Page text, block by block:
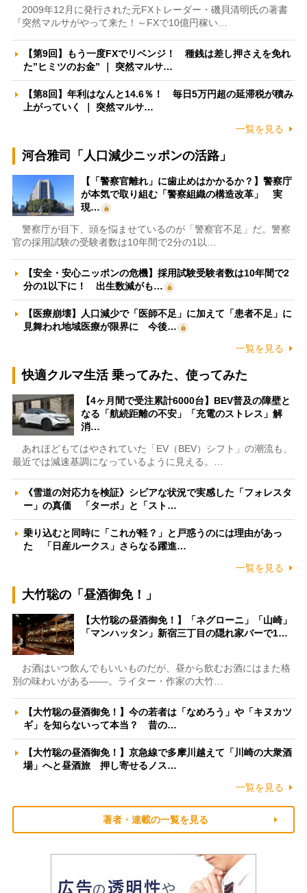
2009年12月に発行された元FXトレーダー・磯貝清明氏の著書
『突然マルサがやって来た！～FXで10億円稼い…
【第9回】もう一度FXでリベンジ！ 種銭は差し押さえを免れ
た”ヒミツのお金” ｜ 突然マルサ…
【第8回】年利はなんと14.6％！ 毎日5万円超の延滞税が積み
上がっていく ｜ 突然マルサ…
一覧を見る
河合雅司「人口減少ニッポンの活路」
【「警察官離れ」に歯止めはかかるか？】警察庁
が本気で取り組む「警察組織の構造改革」 実
現…
警察庁が目下、頭を悩ませているのが「警察官不足」だ。警察
官の採用試験の受験者数は10年間で2分の1以…
【安全・安心ニッポンの危機】採用試験受験者数は10年間で2
分の1以下に！ 出生数減がも…
【医療崩壊】人口減少で「医師不足」に加えて「患者不足」に
見舞われ地域医療が限界に 今後…
一覧を見る
快適クルマ生活 乗ってみた、使ってみた
【4ヶ月間で受注累計6000台】BEV普及の障壁と
なる「航続距離の不安」「充電のストレス」解
消…
あれほどもてはやされていた「EV（BEV）シフト」の潮流も、
最近では減速基調になっているように見える。…
《雪道の対応力を検証》シビアな状況で実感した「フォレスタ
ー」の真価 「ターボ」と「スト…
乗り込むと同時に「これが軽？」と戸惑うのには理由があっ
た 「日産ルークス」さらなる躍進…
一覧を見る
大竹聡の「昼酒御免！」
【大竹聡の昼酒御免！】「ネグローニ」「山崎」
「マンハッタン」新宿三丁目の隠れ家バーで1…
お酒はいつ飲んでもいいものだが、昼から飲むお酒にはまた格
別の味わいがある――。ライター・作家の大竹…
【大竹聡の昼酒御免！】今の若者は「なめろう」や「キヌカツ
ギ」を知らないって本当？ 昔の…
【大竹聡の昼酒御免！】京急線で多摩川越えて「川崎の大衆酒
場」へと昼酒旅 押し寄せるノス…
一覧を見る
著者・連載の一覧を見る